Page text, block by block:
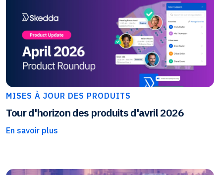
MISES À JOUR DES PRODUITS
Tour d'horizon des produits d'avril 2026
En savoir plus